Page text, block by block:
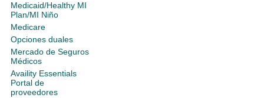
Medicaid/Healthy MI
Plan/MI Niño
Medicare
Opciones duales
Mercado de Seguros
Médicos
Availity Essentials
Portal de
proveedores